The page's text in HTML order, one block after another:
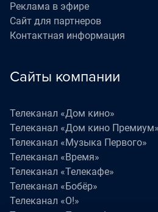
Реклама в эфире
Сайт для партнеров
Контактная информация
Сайты компании
Телеканал «Дом кино»
Телеканал «Дом кино Премиум»
Телеканал «Музыка Первого»
Телеканал «Время»
Телеканал «Телекафе»
Телеканал «Бобёр»
Телеканал «О!»